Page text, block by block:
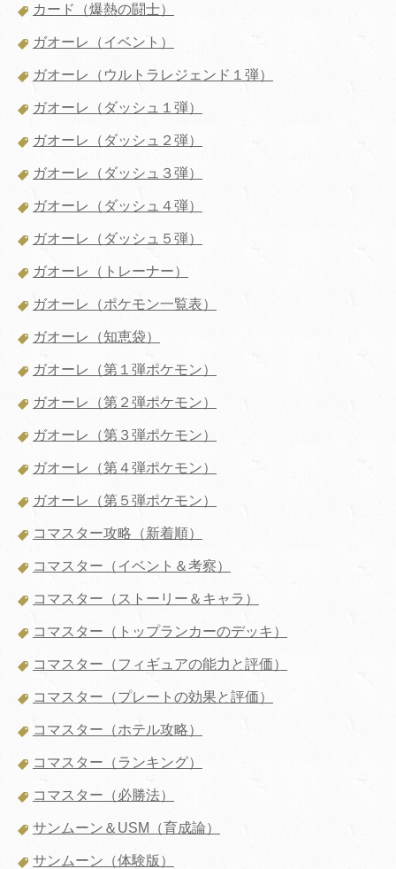
カード（爆熱の闘士）
ガオーレ（イベント）
ガオーレ（ウルトラレジェンド１弾）
ガオーレ（ダッシュ１弾）
ガオーレ（ダッシュ２弾）
ガオーレ（ダッシュ３弾）
ガオーレ（ダッシュ４弾）
ガオーレ（ダッシュ５弾）
ガオーレ（トレーナー）
ガオーレ（ポケモン一覧表）
ガオーレ（知恵袋）
ガオーレ（第１弾ポケモン）
ガオーレ（第２弾ポケモン）
ガオーレ（第３弾ポケモン）
ガオーレ（第４弾ポケモン）
ガオーレ（第５弾ポケモン）
コマスター攻略（新着順）
コマスター（イベント＆考察）
コマスター（ストーリー＆キャラ）
コマスター（トップランカーのデッキ）
コマスター（フィギュアの能力と評価）
コマスター（プレートの効果と評価）
コマスター（ホテル攻略）
コマスター（ランキング）
コマスター（必勝法）
サンムーン＆USM（育成論）
サンムーン（体験版）